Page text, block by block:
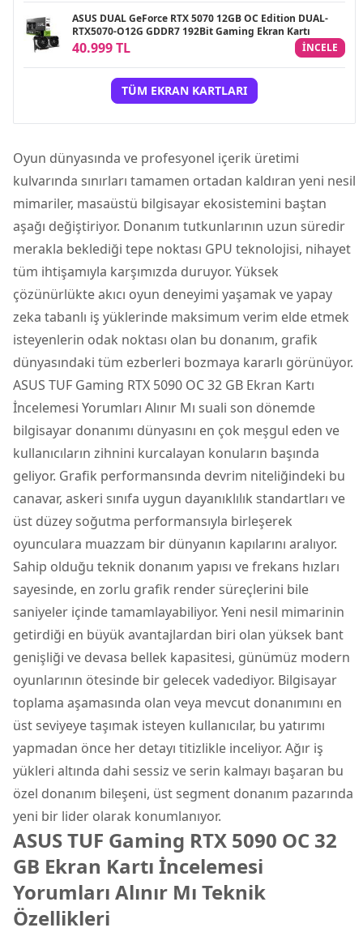
ASUS DUAL GeForce RTX 5070 12GB OC Edition DUAL-
RTX5070-O12G GDDR7 192Bit Gaming Ekran Kartı
40.999 TL INCELE
TÜM EKRAN KARTLARI
Oyun dünyasında ve profesyonel içerik üretimi
kulvarında sınırları tamamen ortadan kaldıran yeni nesil
mimariler, masaüstü bilgisayar ekosistemini baştan
aşağı değiştiriyor. Donanım tutkunlarının uzun süredir
merakla beklediği tepe noktası GPU teknolojisi, nihayet
tüm ihtişamıyla karşımızda duruyor. Yüksek
çözünürlükte akıcı oyun deneyimi yaşamak ve yapay
zeka tabanlı iş yüklerinde maksimum verim elde etmek
isteyenlerin odak noktası olan bu donanım, grafik
dünyasındaki tüm ezberleri bozmaya kararlı görünüyor.
ASUS TUF Gaming RTX 5090 OC 32 GB Ekran Kartı
İncelemesi Yorumları Alınır Mı suali son dönemde
bilgisayar donanımı dünyasını en çok meşgul eden ve
kullanıcıların zihnini kurcalayan konuların başında
geliyor. Grafik performansında devrim niteliğindeki bu
canavar, askeri sınıfa uygun dayanıklılık standartları ve
üst düzey soğutma performansıyla birleşerek
oyunculara muazzam bir dünyanın kapılarını aralıyor.
Sahip olduğu teknik donanım yapısı ve frekans hızları
sayesinde, en zorlu grafik render süreçlerini bile
saniyeler içinde tamamlayabiliyor. Yeni nesil mimarinin
getirdiği en büyük avantajlardan biri olan yüksek bant
genişliği ve devasa bellek kapasitesi, günümüz modern
oyunlarının ötesinde bir gelecek vadediyor. Bilgisayar
toplama aşamasında olan veya mevcut donanımını en
üst seviyeye taşımak isteyen kullanıcılar, bu yatırımı
yapmadan önce her detayı titizlikle inceliyor. Ağır iş
yükleri altında dahi sessiz ve serin kalmayı başaran bu
özel donanım bileşeni, üst segment donanım pazarında
yeni bir lider olarak konumlanıyor.
ASUS TUF Gaming RTX 5090 OC 32
GB Ekran Kartı İncelemesi
Yorumları Alınır Mı Teknik
Özellikleri